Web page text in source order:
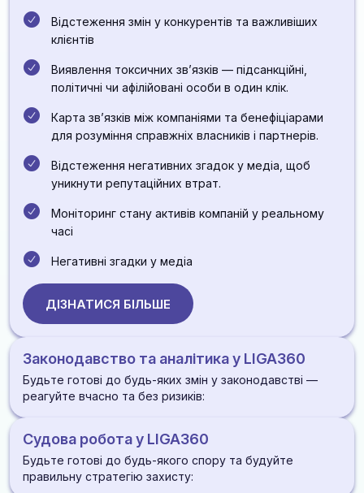
Відстеження змін у конкурентів та важливіших
клієнтів
Виявлення токсичних зв’язків — підсанкційні,
політичні чи афілійовані особи в один клік.
Карта зв’язків між компаніями та бенефіціарами
для розуміння справжніх власників і партнерів.
Відстеження негативних згадок у медіа, щоб
уникнути репутаційних втрат.
Моніторинг стану активів компаній у реальному
часі
Негативні згадки у медіа
ДІЗНАТИСЯ БІЛЬШЕ
Законодавство та аналітика у LIGA360
Будьте готові до будь-яких змін у законодавстві —
реагуйте вчасно та без ризиків:
судової практики
Найбільша база законодавства в Україні з
Судова робота у LIGA360
Будьте готові до будь-якого спору та будуйте
правильну стратегію захисту: